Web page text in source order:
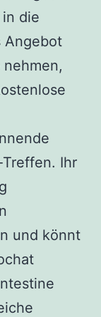
die
Angebot
Ihr
und könnt